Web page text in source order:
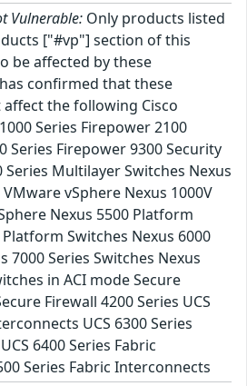
Vulnerable: Only products listed
["#vp"] section of this
be affected by these
confirmed that these
the following Cisco
Series Firepower 2100
Series Firepower 9300 Security
Series Multilayer Switches Nexus
vSphere Nexus 1000V
Nexus 5500 Platform
Switches Nexus 6000
7000 Series Switches Nexus
in ACI mode Secure
Firewall 4200 Series UCS
UCS 6300 Series
6400 Series Fabric
Series Fabric Interconnects